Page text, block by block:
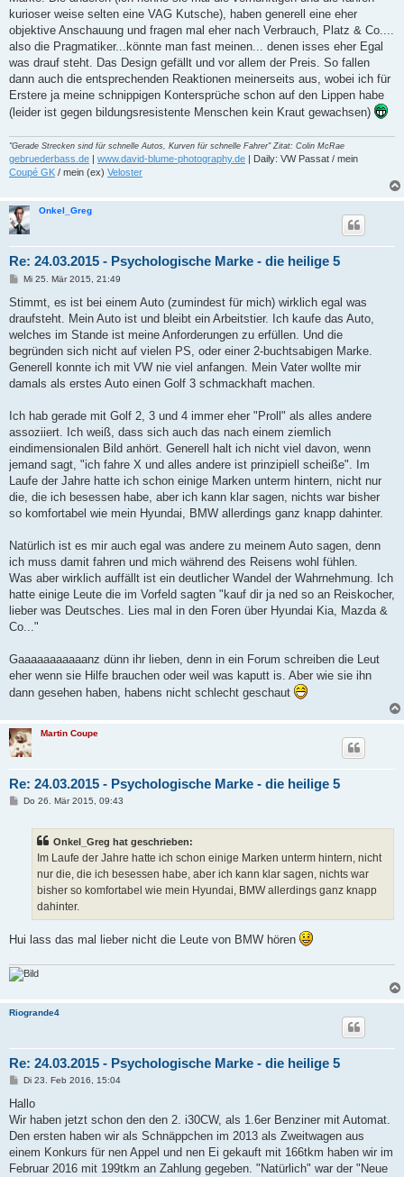
kurioser weise selten eine VAG Kutsche), haben generell eine eher
objektive Anschauung und fragen mal eher nach Verbrauch, Platz & Co....
also die Pragmatiker...könnte man fast meinen... denen isses eher Egal
was drauf steht. Das Design gefällt und vor allem der Preis. So fallen
dann auch die entsprechenden Reaktionen meinerseits aus, wobei ich für
Erstere ja meine schnippigen Kontersprüche schon auf den Lippen habe
(leider ist gegen bildungsresistente Menschen kein Kraut gewachsen)
"Gerade Strecken sind für schnelle Autos, Kurven für schnelle Fahrer" Zitat: Colin McRae
gebruederbass.de www.david-blume-photography.de | Daily: VW Passat / mein
Coupé GK / mein (ex) Veloster
Onkel_Greg
Re: 24.03.2015 - Psychologische Marke - die heilige 5
B
i
r
a
Mi 25. Mär 2015, 21:49
Stimmt, es ist bei einem Auto (zumindest für mich) wirklich egal was
draufsteht. Mein Auto ist und bleibt ein Arbeitstier. Ich kaufe das Auto,
welches im Stande ist meine Anforderungen zu erfüllen. Und die
begründen sich nicht auf vielen PS, oder einer 2-buchtsabigen Marke.
Generell konnte ich mit VW nie viel anfangen. Mein Vater wollte mir
damals als erstes Auto einen Golf 3 schmackhaft machen.
Ich hab gerade mit Golf 2, 3 und 4 immer eher "Proll" als alles andere
assoziiert. Ich weiß, dass sich auch das nach einem ziemlich
eindimensionalen Bild anhört. Generell halt ich nicht viel davon, wenn
jemand sagt, "ich fahre X und alles andere ist prinzipiell scheiße". Im
Laufe der Jahre hatte ich schon einige Marken unterm hintern, nicht nur
die, die ich besessen habe, aber ich kann klar sagen, nichts war bisher
so komfortabel wie mein Hyundai, BMW allerdings ganz knapp dahinter.
Natürlich ist es mir auch egal was andere zu meinem Auto sagen, denn
ich muss damit fahren und mich während des Reisens wohl fühlen.
Was aber wirklich auffällt ist ein deutlicher Wandel der Wahrnehmung. Ich
hatte einige Leute die im Vorfeld sagten "kauf dir ja ned so an Reiskocher,
lieber was Deutsches. Lies mal in den Foren über Hyundai Kia, Mazda &
Co..."
Gaaaaaaaaaaanz dünn ihr lieben, denn in ein Forum schreiben die Leut
eher wenn sie Hilfe brauchen oder weil was kaputt is. Aber wie sie ihn
dann gesehen haben, habens nicht schlecht geschaut
Martin Coupe
Re: 24.03.2015 - Psychologische Marke - die heilige 5
BDo 26. Mär 2015, 09:43
Onkel_Greg hat geschrieben:
Im Laufe der Jahre hatte ich schon einige Marken unterm hintern, nicht
nur die, die ich besessen habe, aber ich kann klar sagen, nichts war
bisher so komfortabel wie mein Hyundai, BMW allerdings ganz knapp
dahinter.
Hui lass das mal lieber nicht die Leute von BMW hören
Riogrande4
Re: 24.03.2015 - Psychologische Marke - die heilige 5
B
i
r
a
Di 23. Feb 2016, 15:04
Hallo
Wir haben jetzt schon den den 2. i30CW, als 1.6er Benziner mit Automat.
Den ersten haben wir als Schnäppchen im 2013 als Zweitwagen aus
einem Konkurs für nen Appel und nen Ei gekauft mit 166tkm haben wir im
Februar 2016 mit 199tkm an Zahlung gegeben. "Natürlich" war der "Neue